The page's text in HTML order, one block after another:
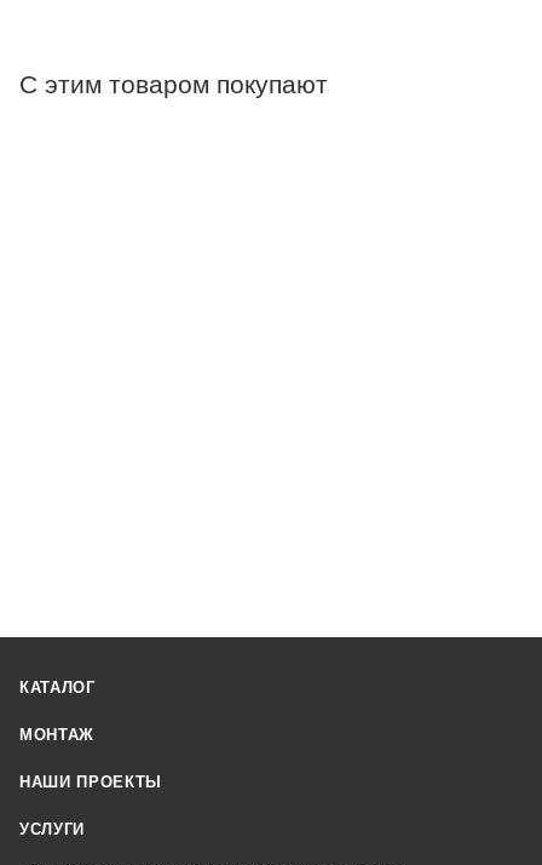
С этим товаром покупают
КАТАЛОГ
МОНТАЖ
НАШИ ПРОЕКТЫ
УСЛУГИ